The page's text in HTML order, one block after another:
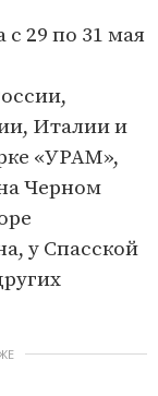
29 по 31 мая
Италии и
«УРАМ»,
Черном
у Спасской